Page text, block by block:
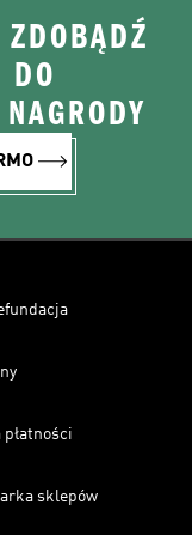
DO
płatności
sklepów